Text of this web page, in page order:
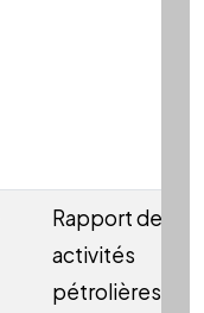
Rapport des
activités
pétrolières